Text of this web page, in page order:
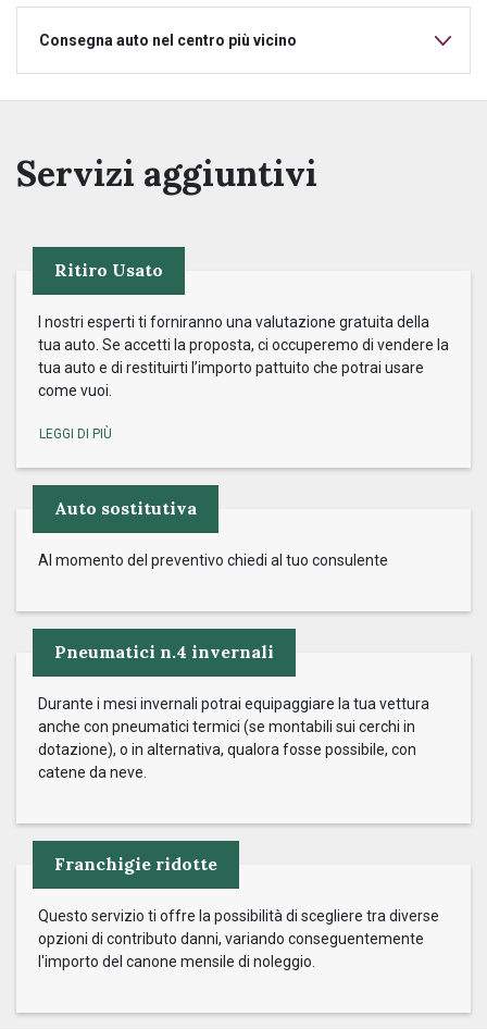
Consegna auto nel centro più vicino
Servizi aggiuntivi
Ritiro Usato
I nostri esperti ti forniranno una valutazione gratuita della
tua auto. Se accetti la proposta, ci occuperemo di vendere la
tua auto e di restituirti l’importo pattuito che potrai usare
come vuoi.
Auto sostitutiva
Al momento del preventivo chiedi al tuo consulente
Pneumatici n.4 invernali
Durante i mesi invernali potrai equipaggiare la tua vettura
anche con pneumatici termici (se montabili sui cerchi in
dotazione), o in alternativa, qualora fosse possibile, con
catene da neve.
Franchigie ridotte
Questo servizio ti offre la possibilità di scegliere tra diverse
opzioni di contributo danni, variando conseguentemente
l'importo del canone mensile di noleggio.